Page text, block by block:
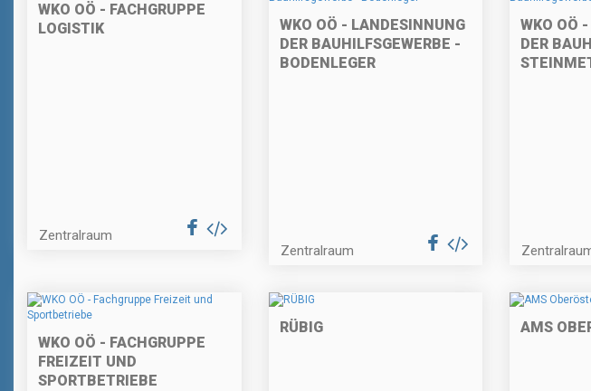
WKO OÖ - FACHGRUPPE
LOGISTIK
Zentralraum
WKO OÖ - LANDESINNUNG
DER BAUHILFSGEWERBE -
BODENLEGER
Zentralraum
WKO OÖ
DER
WKO OÖ - FACHGRUPPE
FREIZEIT UND
SPORTBETRIEBE
RÜBIG AMS